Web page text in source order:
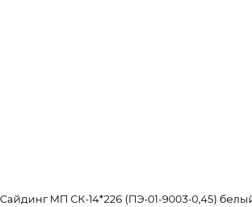
Сайдинг МП СК-14*226 (ПЭ-01-9003-0,45)